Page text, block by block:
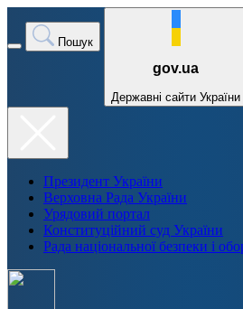
Пошук
gov.ua
Державні сайти України
Президент України
Верховна Рада України
Урядовий портал
Конституційний суд України
Рада національної безпеки і